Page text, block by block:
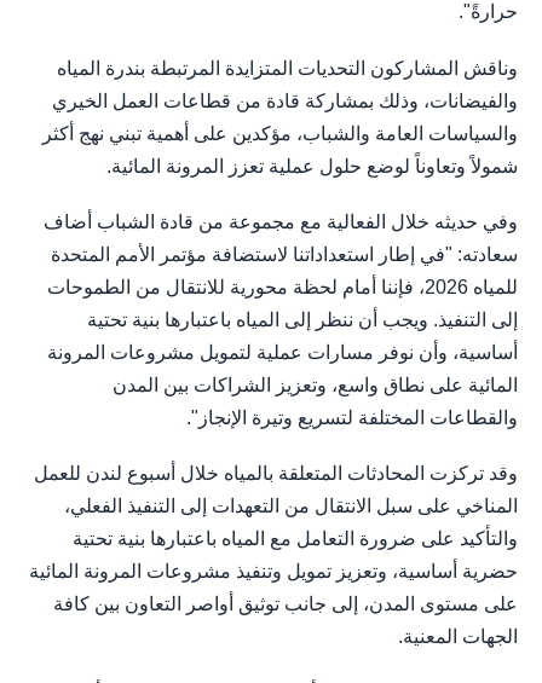
حرارةً".
وناقش المشاركون التحديات المتزايدة المرتبطة بندرة المياه
والفيضانات، وذلك بمشاركة قادة من قطاعات العمل الخيري
والسياسات العامة والشباب، مؤكدين على أهمية تبني نهج أكثر
شمولاً وتعاوناً لوضع حلول عملية تعزز المرونة المائية.
وفي حديثه خلال الفعالية مع مجموعة من قادة الشباب أضاف
سعادته: "في إطار استعداداتنا لاستضافة مؤتمر الأمم المتحدة
للمياه 2026، فإننا أمام لحظة محورية للانتقال من الطموحات
إلى التنفيذ. ويجب أن ننظر إلى المياه باعتبارها بنية تحتية
أساسية، وأن نوفر مسارات عملية لتمويل مشروعات المرونة
المائية على نطاق واسع، وتعزيز الشراكات بين المدن
والقطاعات المختلفة لتسريع وتيرة الإنجاز".
وقد تركزت المحادثات المتعلقة بالمياه خلال أسبوع لندن للعمل
المناخي على سبل الانتقال من التعهدات إلى التنفيذ الفعلي،
والتأكيد على ضرورة التعامل مع المياه باعتبارها بنية تحتية
حضرية أساسية، وتعزيز تمويل وتنفيذ مشروعات المرونة المائية
على مستوى المدن، إلى جانب توثيق أواصر التعاون بين كافة
الجهات المعنية.